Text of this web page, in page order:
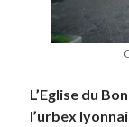
L’Eglise du
l’urbex